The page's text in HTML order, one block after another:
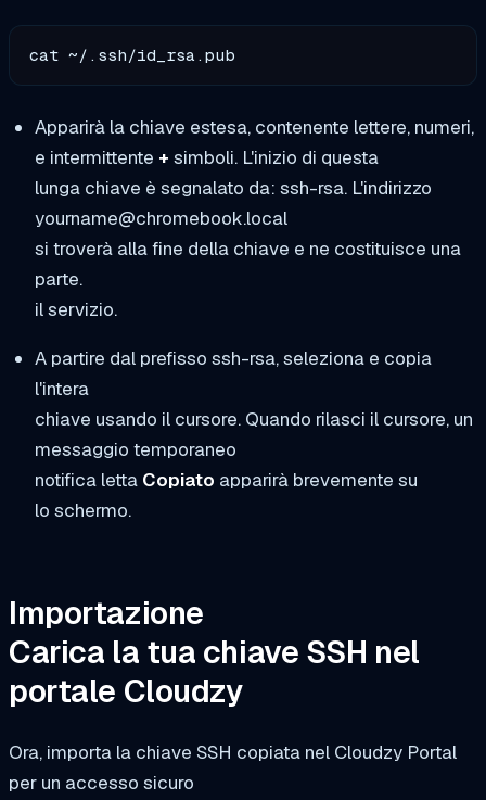
cat ~/.ssh/id_rsa.pub
Apparirà la chiave estesa, contenente lettere, numeri,
e intermittente + simboli. L'inizio di questa
lunga chiave è segnalato da: ssh-rsa. L'indirizzo
yourname@chromebook.local
si troverà alla fine della chiave e ne costituisce una
parte.
il servizio.
A partire dal prefisso ssh-rsa, seleziona e copia
l'intera
chiave usando il cursore. Quando rilasci il cursore, un
messaggio temporaneo
notifica letta Copiato apparirà brevemente su
lo schermo.
Importazione
Carica la tua chiave SSH nel
portale Cloudzy
Ora, importa la chiave SSH copiata nel Cloudzy Portal
per un accesso sicuro